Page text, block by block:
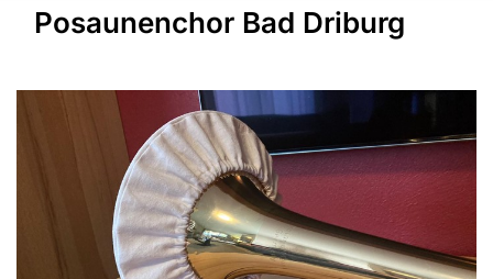
Posaunenchor Bad Driburg